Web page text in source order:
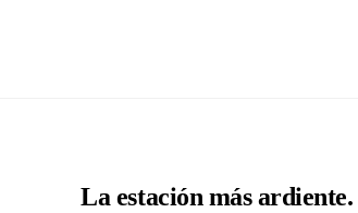
La estación más